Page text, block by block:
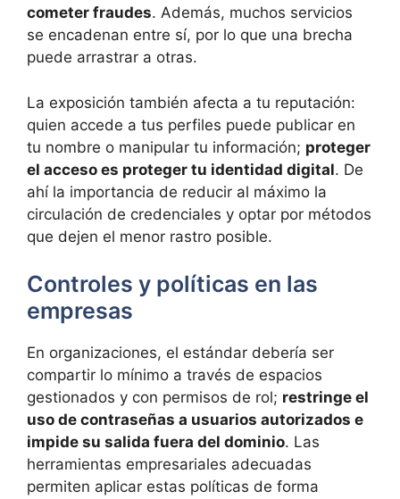
cometer fraudes. Además, muchos servicios
se encadenan entre sí, por lo que una brecha
puede arrastrar a otras.
La exposición también afecta a tu reputación:
quien accede a tus perfiles puede publicar en
tu nombre o manipular tu información; proteger
el acceso es proteger tu identidad digital. De
ahí la importancia de reducir al máximo la
circulación de credenciales y optar por métodos
que dejen el menor rastro posible.
Controles y políticas en las
empresas
En organizaciones, el estándar debería ser
compartir lo mínimo a través de espacios
gestionados y con permisos de rol; restringe el
uso de contraseñas a usuarios autorizados e
impide su salida fuera del dominio. Las
herramientas empresariales adecuadas
permiten aplicar estas políticas de forma